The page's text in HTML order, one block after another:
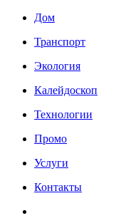
Дом
Транспорт
Экология
Калейдоскоп
Технологии
Промо
Услуги
Контакты